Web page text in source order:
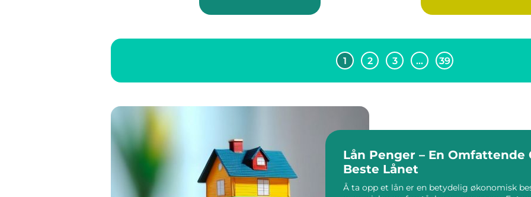
barnehage og hjem.
1 2 3 … 39
Lån Penger – En
Beste Lånet
Å ta opp et lån er en betydelig økonomisk